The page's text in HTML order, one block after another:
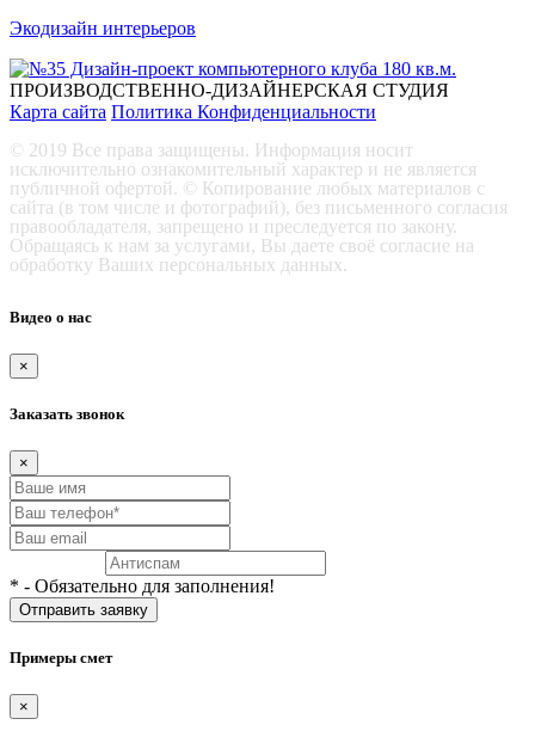
Экодизайн интерьеров
ПРОИЗВОДСТВЕННО-ДИЗАЙНЕРСКАЯ СТУДИЯ
Карта сайта Политика Конфиденциальности
© 2019 Все права защищены. Информация носит
исключительно ознакомительный характер и не является
публичной офертой. © Копирование любых материалов с
сайта (в том числе и фотографий), без письменного согласия
правообладателя, запрещено и преследуется по закону.
Обращаясь к нам за услугами, Вы даете своё согласие на
обработку Ваших персональных данных.
Видео о нас
×
Заказать звонок
×
* - Обязательно для заполнения!
Примеры смет
×